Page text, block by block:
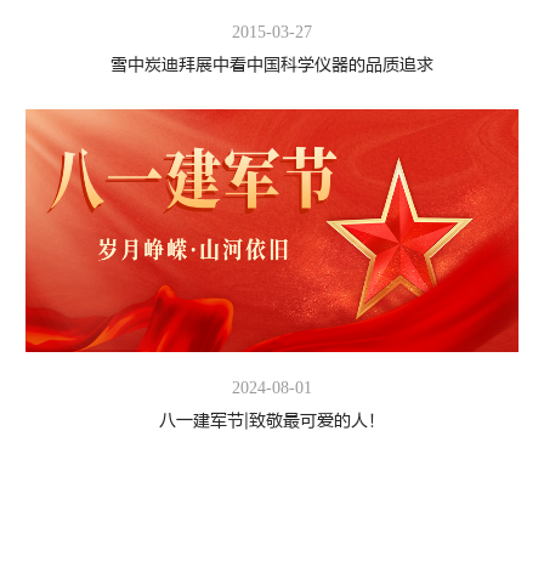
2015-03-27
雪中炭迪拜展中看中国科学仪器的品质追求
2024-08-01
八一建军节|致敬最可爱的人！